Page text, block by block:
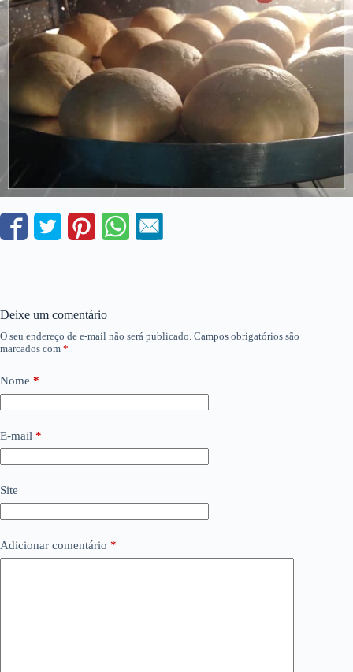
Deixe um comentário
O seu endereço de e-mail não será publicado. Campos obrigatórios são
marcados com *
Nome *
E-mail *
Site
Adicionar comentário *